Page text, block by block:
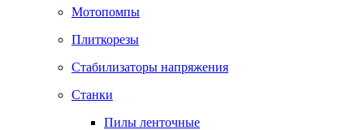
Мотопомпы
Плиткорезы
Стабилизаторы напряжения
Станки
Пилы ленточные